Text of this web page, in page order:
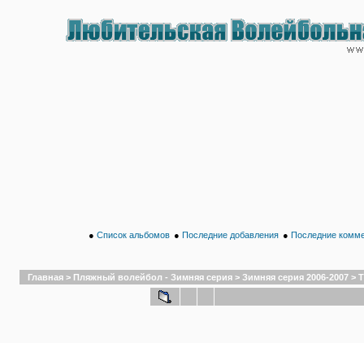
● Список альбомов ● Последние добавления ● Последние
Главная > Пляжный волейбол - Зимняя серия > Зимняя серия 2006-2007 >